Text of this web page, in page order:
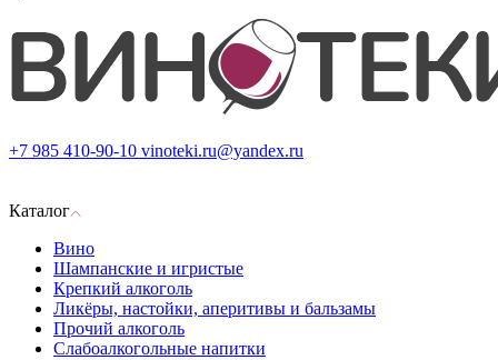
+7 985 410-90-10 vinoteki.ru@yandex.ru
Каталог
Вино
Шампанские и игристые
Крепкий алкоголь
Ликёры, настойки, аперитивы и бальзамы
Прочий алкоголь
Слабоалкогольные напитки